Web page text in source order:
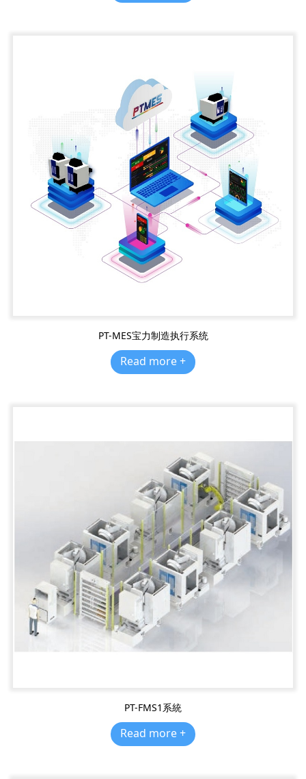
PT-MES宝力制造执行系统
Read more +
PT-FMS1系統
Read more +